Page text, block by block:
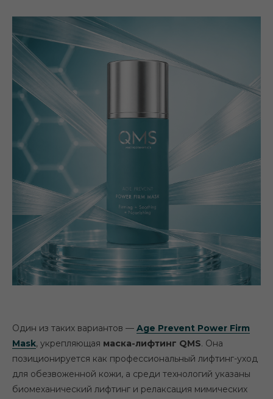
Один из таких вариантов — Age Prevent Power Firm
Mask, укрепляющая маска-лифтинг QMS. Она
позиционируется как профессиональный лифтинг-уход
для обезвоженной кожи, а среди технологий указаны
биомеханический лифтинг и релаксация мимических